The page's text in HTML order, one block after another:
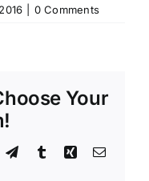
0 Comments
Your
TelegramTumblrXing Email